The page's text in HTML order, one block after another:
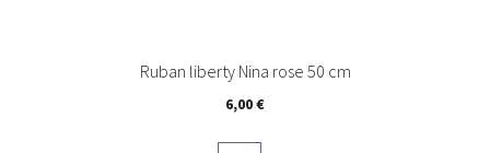
Ruban liberty Nina rose 50 cm
Prix
6,00 €